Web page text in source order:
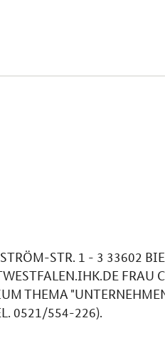
STR. 1 - 3 33602
FRAU
THEMA
0521/554-226).